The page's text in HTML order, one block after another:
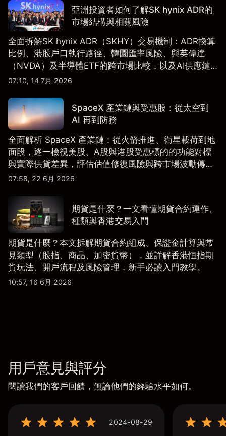
亞洲投資者如何了解SK hynix ADR的
市場結構與相關風險
全面拆解SK hynix ADR（SKHY）交易機制：ADR換算
比例、港股戶口執行路徑、韓圜匯率風險、與英偉達
（NVDA）及半導體ETF的跨市場比較，以及AI供應鏈
配置框架，適合香港及亞洲投資者參考。
07:10, 14 7月 2026
SpaceX 產業鏈與受惠股：從太空到
AI 再到防務
全面解析 SpaceX 產業鏈：從火箭推進、衛星載荷到地
面段，逐一檢視美股、A股與港股受惠標的的功能對標
與實際供貨差異，評估估值修復風險與跨市場波動傳
導。
07:58, 22 6月 2026
期貨是什麼？一文看懂期貨合約運作、
種類與香港交易入門
期貨是什麼？本文拆解期貨合約組成、保證金計算與常
見類型（股指、商品、加密貨幣），並詳解香港恒指期
貨玩法、開戶流程及風險管理，新手必讀入門教學。
10:57, 16 6月 2026
用戶意見與評分
閱讀我們的客戶回饋，無論他們的經驗水平如何。
2024-08-29